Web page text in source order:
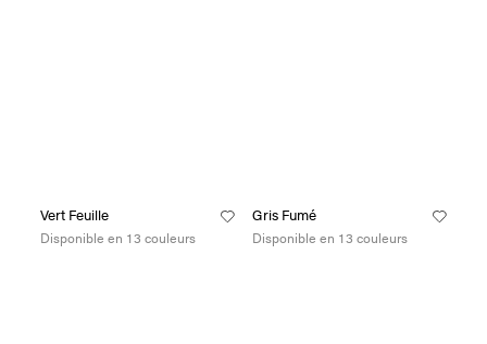
Vert Feuille
Disponible en 13 couleurs
Gris Fumé
Disponible en 13 couleurs